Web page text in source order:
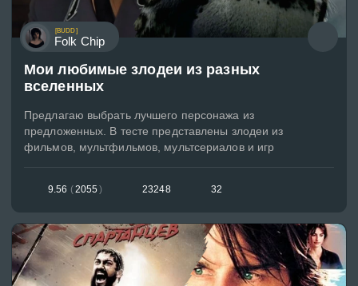
[BUDD]
Folk Chip
Мои любимые злодеи из разных
вселенных
Предлагаю выбрать лучшего персонажа из
предложенных. В тесте представлены злодеи из
фильмов, мультфильмов, мультсериалов и игр
9.56 (2055 ) 23248 32